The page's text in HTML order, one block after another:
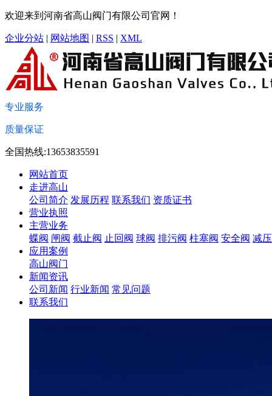
欢迎来到河南省高山阀门有限公司官网！
企业分站 | 网站地图 | RSS | XML
专业服务
质量保证
全国热线:13653835591
网站首页
走进高山
公司简介 发展历程 联系我们 资质证书
营业执照
主营业务
蝶阀 闸阀 截止阀 止回阀 球阀 排污阀 柱塞阀 安全阀 减
应用案例
高山阀门
新闻资讯
公司新闻 行业新闻 常见问题
联系我们